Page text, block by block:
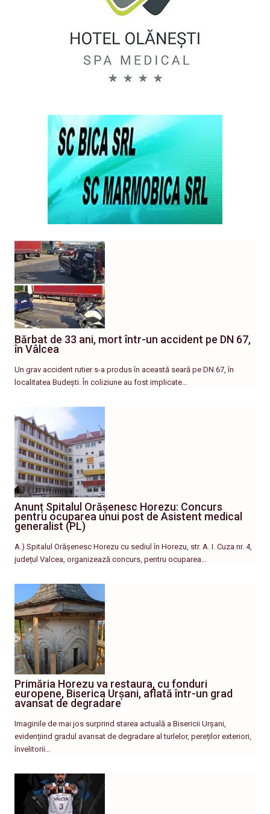
Bărbat de 33 ani, mort într-un accident pe DN 67,
în Vâlcea
Un grav accident rutier s-a produs în această seară pe DN 67, în
localitatea Budești. În coliziune au fost implicate…
Anunț Spitalul Orășenesc Horezu: Concurs
pentru ocuparea unui post de Asistent medical
generalist (PL)
A.) Spitalul Orășenesc Horezu cu sediul în Horezu, str. A. I. Cuza nr. 4,
județul Valcea, organizează concurs, pentru ocuparea…
Primăria Horezu va restaura, cu fonduri
europene, Biserica Urșani, aflată într-un grad
avansat de degradare
Imaginile de mai jos surprind starea actuală a Bisericii Urșani,
evidențiind gradul avansat de degradare al turlelor, pereților exteriori,
învelitorii…